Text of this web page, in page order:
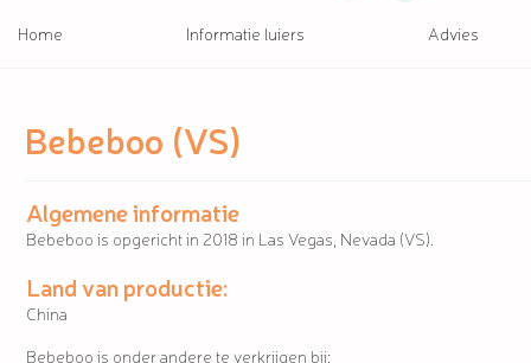
Home Informatie luiers Advies
Bebeboo (VS)
Algemene informatie
Bebeboo is opgericht in 2018 in Las Vegas, Nevada (VS).
Land van productie:
China
Bebeboo is onder andere te verkrijgen bij: